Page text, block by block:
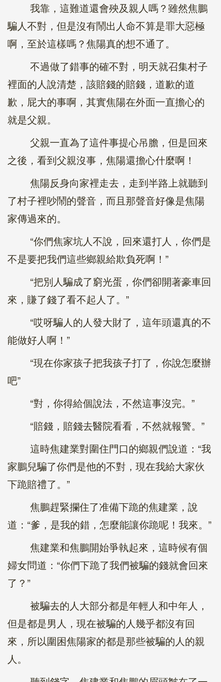
我靠，這難道還會殃及親人嗎？雖然焦鵬
騙人不對，但是沒有鬧出人命不算是罪大惡極
啊，至於這樣嗎？焦陽真的想不通了。
不過做了錯事的確不對，明天就召集村子
裡面的人說清楚，該賠錢的賠錢，道歉的道
歉，屁大的事啊，其實焦陽在外面一直擔心的
就是父親。
父親一直為了這件事提心吊膽，但是回來
之後，看到父親沒事，焦陽還擔心什麼啊！
焦陽反身向家裡走去，走到半路上就聽到
了村子裡吵鬧的聲音，而且那聲音好像是焦陽
家傳過來的。
“你們焦家坑人不說，回來還打人，你們是
不是要把我們這些鄉親給欺負死啊！”
“把別人騙成了窮光蛋，你們卻開著豪車回
來，賺了錢了看不起人了。”
“哎呀騙人的人發大財了，這年頭還真的不
能做好人啊！”
“現在你家孩子把我孩子打了，你說怎麼辦
吧”
“對，你得給個說法，不然這事沒完。”
“賠錢，賠錢去醫院看看，不然就報警。”
這時焦建業對圍住門口的鄉親們說道：“我
家鵬兒騙了你們是他的不對，現在我給大家伙
下跪賠禮了。”
焦鵬趕緊攔住了准備下跪的焦建業，說
道：“爹，是我的錯，怎麼能讓你跪呢！我來。”
焦建業和焦鵬開始爭執起來，這時候有個
婦女問道：“你們下跪了我們被騙的錢就會回來
了？”
被騙去的人大部分都是年輕人和中年人，
但是都是男人，現在被騙的人幾乎都沒有回
來，所以圍困焦陽家的都是那些被騙的人的親
人。